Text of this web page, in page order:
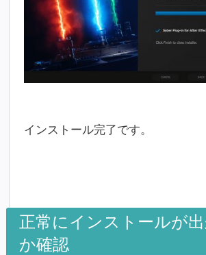
インストール完了です。
正常にインストールが
か確認